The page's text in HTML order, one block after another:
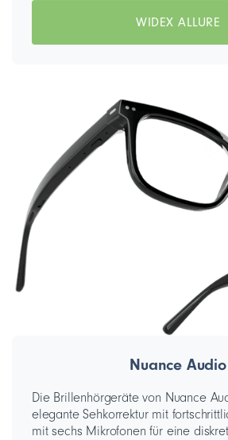
WIDEX ALLURE
Nuance Audio
Die Brillenhörgeräte von Nuance
elegante Sehkorrektur mit
mit sechs Mikrofonen für eine